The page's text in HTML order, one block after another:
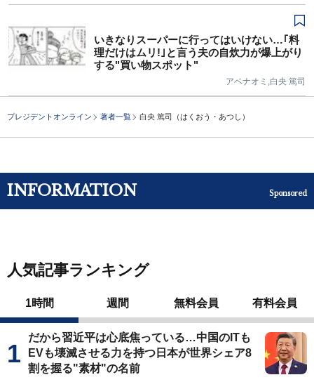
いきなりスーパーに行ってはいけない…｢料
理だけはムリ!｣と言う夫の自炊力が爆上がり
する"買い物スポット"
アベナオミ,白央 篤司
プレジデントオンライン 著者一覧 白央 篤司（はくおう・あつし）
INFORMATION Sponsored
人気記事ランキング
1時間 週間 無料会員 有料会員
だから習近平は心底焦っている…中国のITも
EVも壊滅させる力を持つ日本が世界シェア8
割を握る"素材"の名前